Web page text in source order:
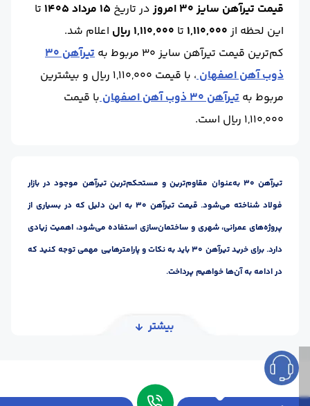
قیمت تیرآهن سایز 30 امروز در تاریخ 15 مرداد 1405
تا
این لحظه از1,110,000 تا 1,110,000 ریال
اعلام شد.
کم‌ترین قیمت تیرآهن سایز 30 مربوط به
تیرآهن 30
ذوب آهن اصفهان
، با قیمت 1,110,000 ریال و بیشترین
مربوط به تیرآهن 30 ذوب آهن اصفهان
با قیمت
1,110,000 ریال است.
تیرآهن 30 به‌عنوان مقاوم‌ترین و مستحکم‌ترین تیرآهن موجود در بازار
فولاد شناخته می‌شود. قیمت تیرآهن 30 به این دلیل که در بسیاری از
پروژه‌های عمرانی، شهری و ساختمان‌سازی استفاده می‌شود، اهمیت زیادی
دارد. برای خرید تیرآهن 30 باید به نکات و پارامترهایی مهمی توجه کنید که
در ادامه به آن‌ها خواهیم پرداخت.
خرید تیرآهن 30
در زمان خرید تیرآهن 30 باید به پارامترهایی مانند کارخانه تولیدکننده و
بیشتر